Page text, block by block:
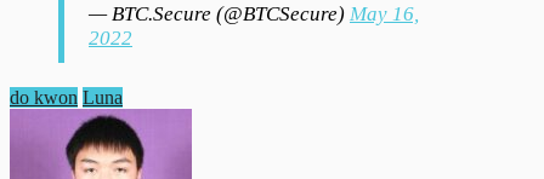
— BTC.Secure (@BTCSecure) May 16,
2022
do kwon Luna